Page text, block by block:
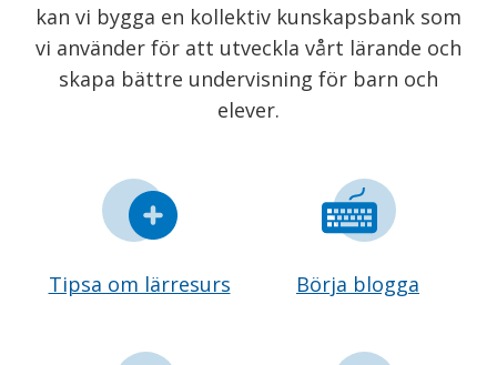
kan vi bygga en kollektiv kunskapsbank som
vi använder för att utveckla vårt lärande och
skapa bättre undervisning för barn och
elever.
Tipsa om lärresurs Börja blogga